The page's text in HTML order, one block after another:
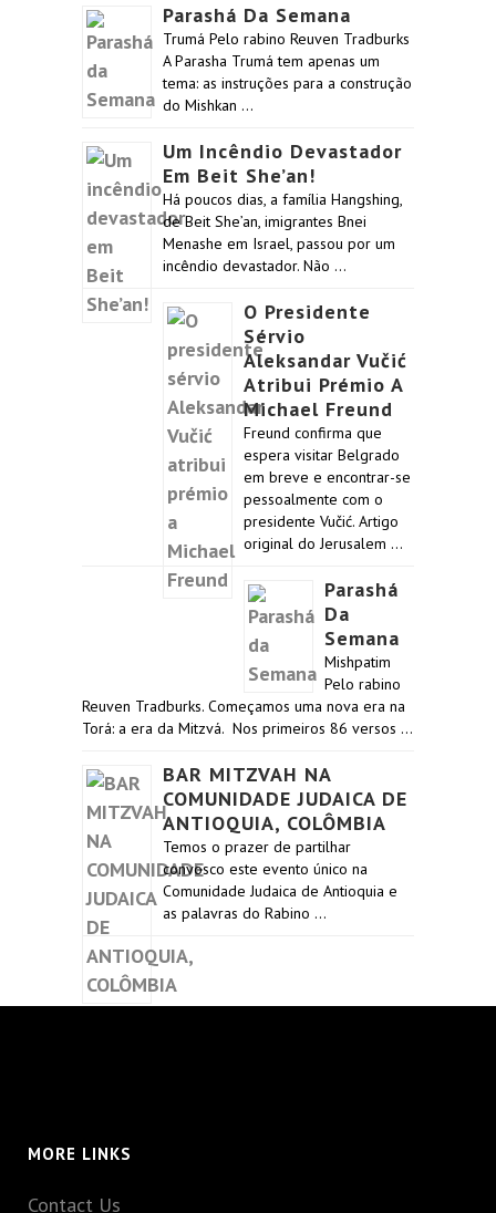
Parashá Da Semana
Trumá Pelo rabino Reuven Tradburks
A Parasha Trumá tem apenas um
tema: as instruções para a construção
do Mishkan …
Um Incêndio Devastador
Em Beit She’an!
Há poucos dias, a família Hangshing,
de Beit She’an, imigrantes Bnei
Menashe em Israel, passou por um
incêndio devastador. Não …
O Presidente
Sérvio
Aleksandar Vučić
Atribui Prémio A
Michael Freund
Freund confirma que
espera visitar Belgrado
em breve e encontrar-se
pessoalmente com o
presidente Vučić. Artigo
original do Jerusalem …
Parashá
Da
Semana
Mishpatim
Pelo rabino
Reuven Tradburks. Começamos uma nova era na
Torá: a era da Mitzvá. Nos primeiros 86 versos …
BAR MITZVAH NA
COMUNIDADE JUDAICA DE
ANTIOQUIA, COLÔMBIA
Temos o prazer de partilhar
convosco este evento único na
Comunidade Judaica de Antioquia e
as palavras do Rabino …
MORE LINKS
Contact Us